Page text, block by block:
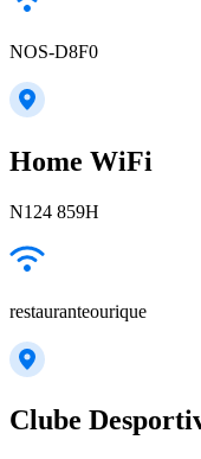
NOS-D8F0
Home WiFi
N124 859H
restauranteourique
Clube